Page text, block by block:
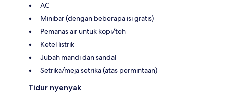
AC
Minibar (dengan beberapa isi gratis)
Pemanas air untuk kopi/teh
Ketel listrik
Jubah mandi dan sandal
Setrika/meja setrika (atas permintaan)
Tidur nyenyak